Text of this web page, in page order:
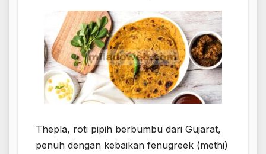
Thepla, roti pipih berbumbu dari Gujarat,
penuh dengan kebaikan fenugreek (methi)